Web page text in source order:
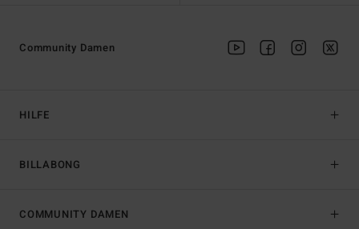
HILFE
BILLABONG
Community Damen
COMMUNITY DAMEN